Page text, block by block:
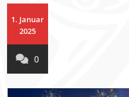
1. Januar
2025
0